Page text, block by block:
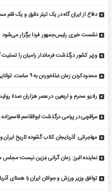
دفاع از ایران گاه در یک تیتر دقیق و یک قلم
نشست خبری رئیس‌جمهور فردا برگزار می‌شود
وزیر کشور درگذشت فرماندار رامیان را
محدودکردن زمان غذاخوردن به ۹ ساعت، توانایی‌های ذهنی را تقویت می‌کند
رادیو محرم و اربعین در عصر هزاران صدا؛
عراقچی در پیامی درگذشت ابوالقاسم
مهاجرانی: آذربایجان کتاب گشوده تاریخ
نماینده البرز: زمان گرانی بنزین نیست؛
توافق وزیر ورزش و جوانان ایران با همتای